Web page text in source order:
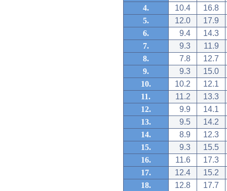
4.
10.4
16.8
5.
12.0
17.9
6.
9.4
14.3
7.
9.3
11.9
8.
7.8
12.7
9.
9.3
15.0
10.
10.2
12.1
11.
11.2
13.3
12.
9.9
14.1
13.
9.5
14.2
14.
8.9
12.3
15.
9.3
15.5
16.
11.6
17.3
17.
12.4
15.2
18.
12.8
17.7